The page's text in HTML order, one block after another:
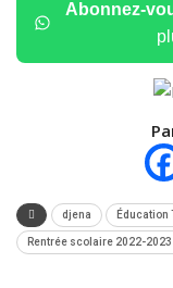
Abonnez-
djena Éducation
Rentrée scolaire 2022-2023